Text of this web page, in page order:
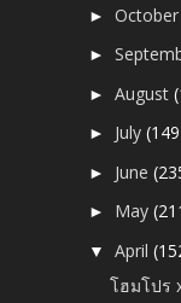
►
►
►August
► July
► June
► May
▼April
โฮมโปร